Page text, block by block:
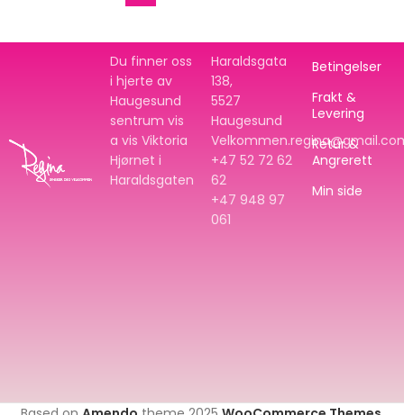
Du finner oss
i hjerte av
Haugesund
sentrum vis
a vis Viktoria
Hjørnet i
Haraldsgaten
Haraldsgata
138,
5527
Haugesund
+47 52 72 62
62
+47 948 97
061
Betingelser
Frakt &
Levering
Retur &
Angrerett
Min side